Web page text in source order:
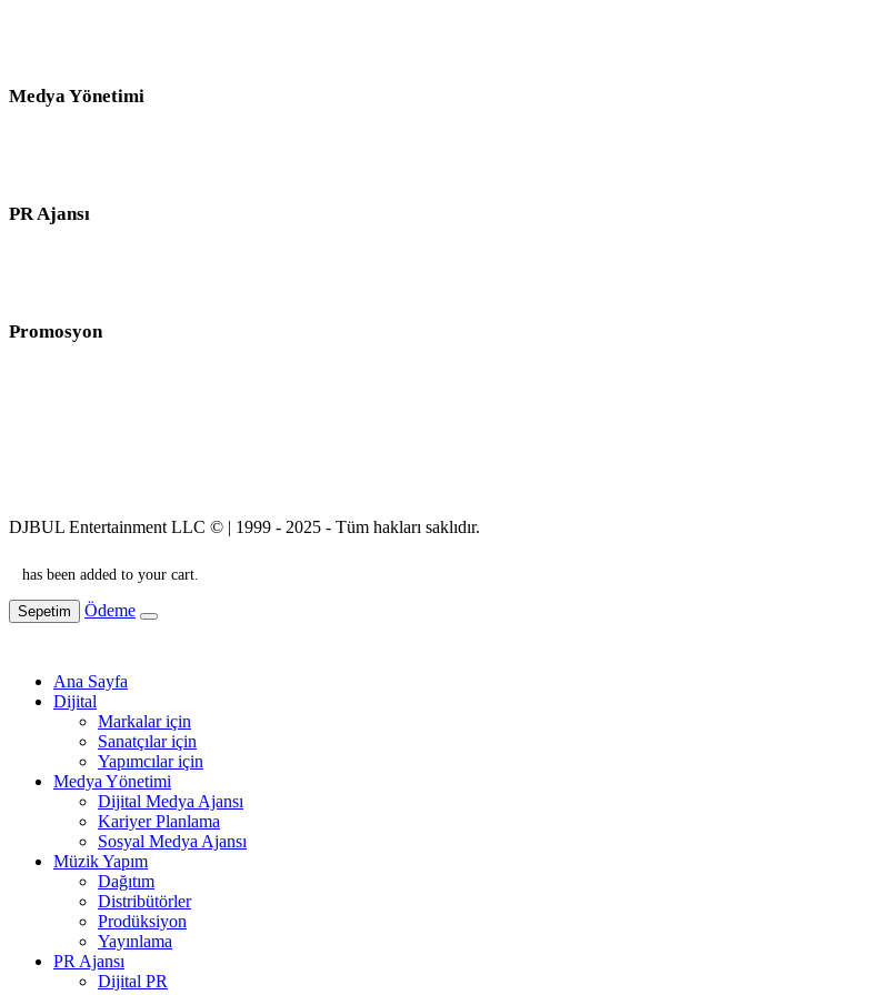
Medya Yönetimi
PR Ajansı
Promosyon
DJBUL Entertainment LLC © | 1999 - 2025 - Tüm hakları saklıdır.
has been added to your cart.
Sepetim Ödeme
Ana Sayfa
Dijital
Markalar için
Sanatçılar için
Yapımcılar için
Medya Yönetimi
Dijital Medya Ajansı
Kariyer Planlama
Sosyal Medya Ajansı
Müzik Yapım
Dağıtım
Distribütörler
Prodüksiyon
Yayınlama
PR Ajansı
Dijital PR